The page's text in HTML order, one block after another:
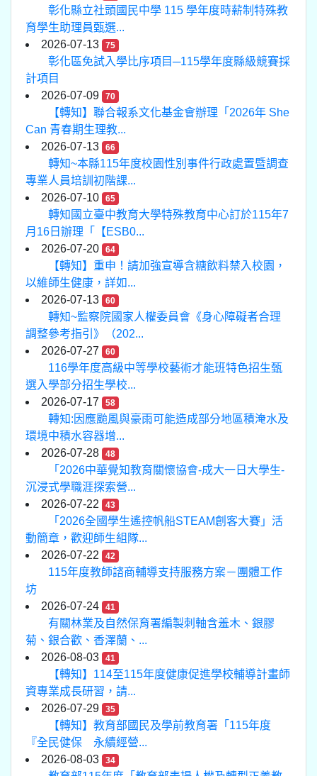
彰化縣立社頭國民中學 115 學年度時薪制特殊教
育學生助理員甄選...
2026-07-13
75
彰化區免試入學比序項目─115學年度縣級競賽採
計項目
2026-07-09
70
【轉知】聯合報系文化基金會辦理「2026年 She
Can 青春期生理教...
2026-07-13
66
轉知~本縣115年度校園性別事件行政處置暨調查
專業人員培訓初階課...
2026-07-10
65
轉知國立臺中教育大學特殊教育中心訂於115年7
月16日辦理「【ESB0...
2026-07-20
64
【轉知】重申！請加強宣導含糖飲料禁入校園，
以維師生健康，詳如...
2026-07-13
60
轉知~監察院國家人權委員會《身心障礙者合理
調整參考指引》（202...
2026-07-27
60
116學年度高級中等學校藝術才能班特色招生甄
選入學部分招生學校...
2026-07-17
58
轉知:因應颱風與豪雨可能造成部分地區積淹水及
環境中積水容器增...
2026-07-28
48
「2026中華覺知教育關懷協會-成大一日大學生-
沉浸式學職涯探索營...
2026-07-22
43
「2026全國學生遙控帆船STEAM創客大賽」活
動簡章，歡迎師生組隊...
2026-07-22
42
115年度教師諮商輔導支持服務方案－團體工作
坊
2026-07-24
41
有關林業及自然保育署編製刺軸含羞木、銀膠
菊、銀合歡、香澤蘭、...
2026-08-03
41
【轉知】114至115年度健康促進學校輔導計畫師
資專業成長研習，請...
2026-07-29
35
【轉知】教育部國民及學前教育署「115年度
『全民健保 永續經營...
2026-08-03
34